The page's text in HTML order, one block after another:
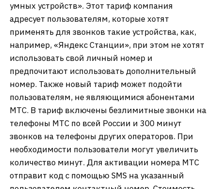
умных устройств». Этот тариф компания
адресует пользователям, которые хотят
применять для звонков такие устройства, как,
например, «Яндекс Станции», при этом не хотят
использовать свой личный номер и
предпочитают использовать дополнительный
номер. Также новый тариф может подойти
пользователям, не являющимися абонентами
МТС. В тариф включены безлимитные звонки на
телефоны МТС по всей России и 300 минут
звонков на телефоны других операторов. При
необходимости пользователи могут увеличить
количество минут. Для активации номера МТС
отправит код с помощью SMS на указанный